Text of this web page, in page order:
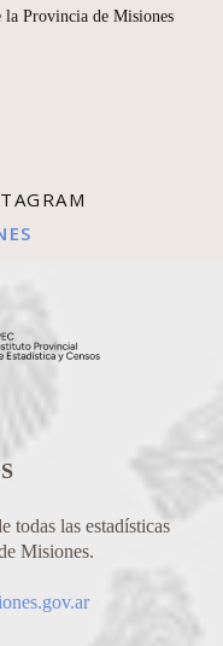
Provincia de Misiones
todas las estadísticas
Misiones.